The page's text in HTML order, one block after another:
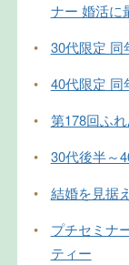
ナー 婚活に
•
30代限定 同
•
40代限定 同
•
第178回ふ
•
30代後半～
•
結婚を見据
•
プチセミナ
ティー